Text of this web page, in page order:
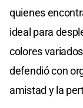
quienes
ideal para
colores
defendió con
amistad y la